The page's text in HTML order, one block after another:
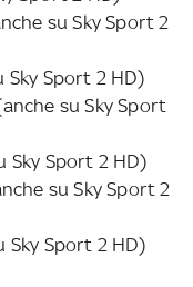
su Sky Sport 2
Sky Sport 2 HD)
su Sky Sport
Sky Sport 2 HD)
su Sky Sport 2
Sky Sport 2 HD)